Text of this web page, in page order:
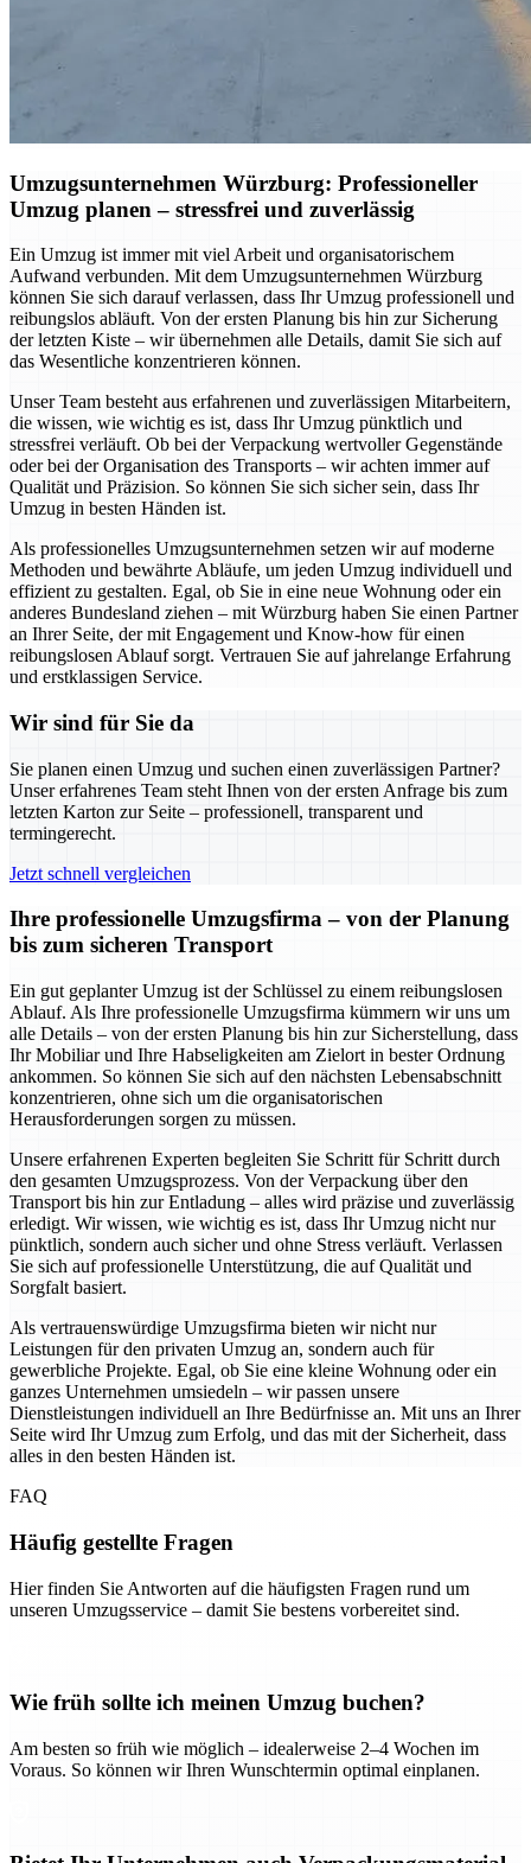
Umzugsunternehmen Würzburg: Professioneller
Umzug planen – stressfrei und zuverlässig
Ein Umzug ist immer mit viel Arbeit und organisatorischem
Aufwand verbunden. Mit dem Umzugsunternehmen Würzburg
können Sie sich darauf verlassen, dass Ihr Umzug professionell und
reibungslos abläuft. Von der ersten Planung bis hin zur Sicherung
der letzten Kiste – wir übernehmen alle Details, damit Sie sich auf
das Wesentliche konzentrieren können.
Unser Team besteht aus erfahrenen und zuverlässigen Mitarbeitern,
die wissen, wie wichtig es ist, dass Ihr Umzug pünktlich und
stressfrei verläuft. Ob bei der Verpackung wertvoller Gegenstände
oder bei der Organisation des Transports – wir achten immer auf
Qualität und Präzision. So können Sie sich sicher sein, dass Ihr
Umzug in besten Händen ist.
Als professionelles Umzugsunternehmen setzen wir auf moderne
Methoden und bewährte Abläufe, um jeden Umzug individuell und
effizient zu gestalten. Egal, ob Sie in eine neue Wohnung oder ein
anderes Bundesland ziehen – mit Würzburg haben Sie einen Partner
an Ihrer Seite, der mit Engagement und Know-how für einen
reibungslosen Ablauf sorgt. Vertrauen Sie auf jahrelange Erfahrung
und erstklassigen Service.
Wir sind für Sie da
Sie planen einen Umzug und suchen einen zuverlässigen Partner?
Unser erfahrenes Team steht Ihnen von der ersten Anfrage bis zum
letzten Karton zur Seite – professionell, transparent und
termingerecht.
Jetzt schnell vergleichen
Ihre professionelle Umzugsfirma – von der Planung
bis zum sicheren Transport
Ein gut geplanter Umzug ist der Schlüssel zu einem reibungslosen
Ablauf. Als Ihre professionelle Umzugsfirma kümmern wir uns um
alle Details – von der ersten Planung bis hin zur Sicherstellung, dass
Ihr Mobiliar und Ihre Habseligkeiten am Zielort in bester Ordnung
ankommen. So können Sie sich auf den nächsten Lebensabschnitt
konzentrieren, ohne sich um die organisatorischen
Herausforderungen sorgen zu müssen.
Unsere erfahrenen Experten begleiten Sie Schritt für Schritt durch
den gesamten Umzugsprozess. Von der Verpackung über den
Transport bis hin zur Entladung – alles wird präzise und zuverlässig
erledigt. Wir wissen, wie wichtig es ist, dass Ihr Umzug nicht nur
pünktlich, sondern auch sicher und ohne Stress verläuft. Verlassen
Sie sich auf professionelle Unterstützung, die auf Qualität und
Sorgfalt basiert.
Als vertrauenswürdige Umzugsfirma bieten wir nicht nur
Leistungen für den privaten Umzug an, sondern auch für
gewerbliche Projekte. Egal, ob Sie eine kleine Wohnung oder ein
ganzes Unternehmen umsiedeln – wir passen unsere
Dienstleistungen individuell an Ihre Bedürfnisse an. Mit uns an Ihrer
Seite wird Ihr Umzug zum Erfolg, und das mit der Sicherheit, dass
alles in den besten Händen ist.
FAQ
Häufig gestellte Fragen
Hier finden Sie Antworten auf die häufigsten Fragen rund um
unseren Umzugsservice – damit Sie bestens vorbereitet sind.
Wie früh sollte ich meinen Umzug buchen?
Am besten so früh wie möglich – idealerweise 2–4 Wochen im
Voraus. So können wir Ihren Wunschtermin optimal einplanen.